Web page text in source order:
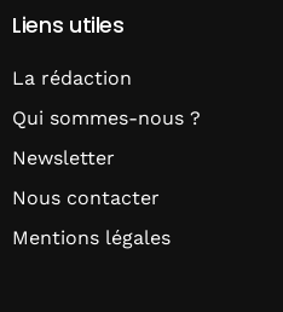
Liens utiles
La rédaction
Qui sommes-nous ?
Newsletter
Nous contacter
Mentions légales